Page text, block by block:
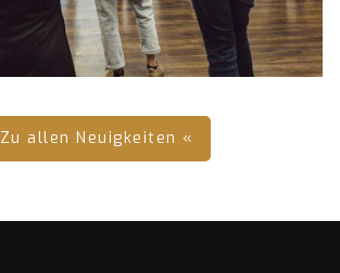
Zu allen Neuigkeiten «